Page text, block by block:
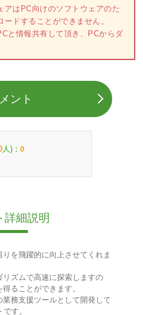
アはPC向けのソフトウェアのた
ドすることができません。
と情報共有して頂き、PCからダ
ント
人)： 0
詳細説明
を飛躍的に向上させてくれま
ズムで高速に探索しますの
ることができます。
務支援ツールとして開発して
す。